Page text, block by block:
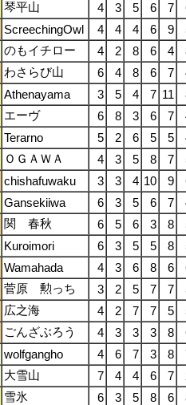
琴平山 4 3 5 6 7
ScreechingOwl 4 4 4 6 9
のもイチロー 4 2 8 6 4
わさらび山 6 4 8 6 7
Athenayama 3 5 4 7 11
エーヴ 6 8 3 6 7
Terarno 5 2 6 5 5
ＯＧＡＷＡ 4 3 5 8 7
chishafuwaku 3 3 4 10 9
Gansekiiwa 6 3 5 6 7
関 春秋 6 5 6 3 8
Kuroimori 6 3 5 5 8
Wamahada 4 3 6 8 6
菅原 勲っち 3 2 5 7 7
広之海 4 2 7 7 5
ごんざぶろう 4 3 3 3 8
wolfgangho 4 6 7 3 8
大雪山 7 4 4 6 7
雪氷 6 3 5 8 6